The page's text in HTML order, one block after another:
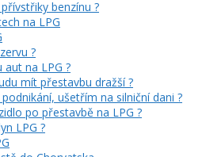
benzínu ?
na LPG
?
aut na LPG ?
mít přestavbu dražší ?
ušetřím na silniční dani ?
po přestavbě na LPG ?
LPG ?